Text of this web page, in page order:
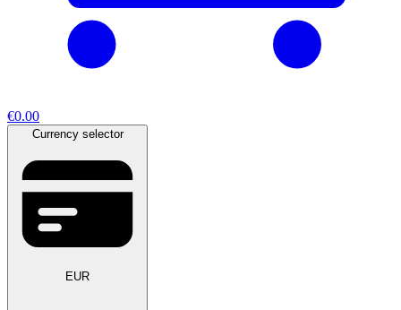
€0.00
Currency selector
EUR